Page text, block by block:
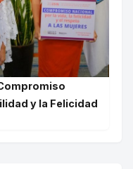
y la Felicidad